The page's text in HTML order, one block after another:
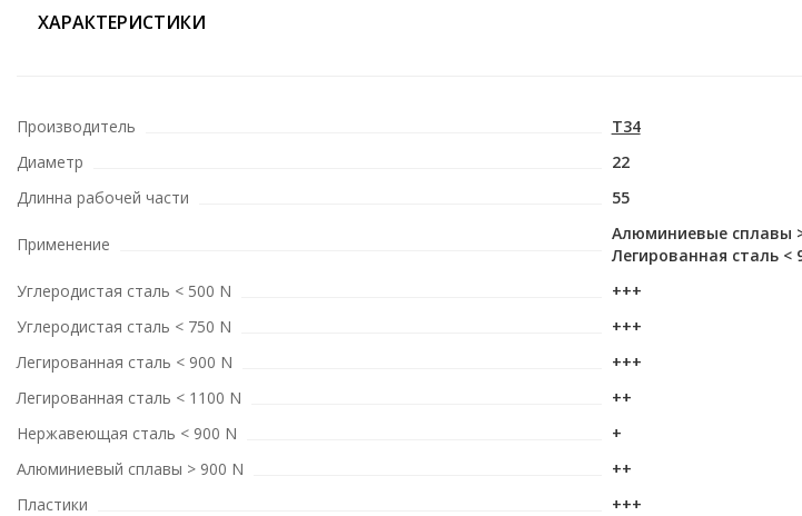
ХАРАКТЕРИСТИКИ
Производитель
T34
Диаметр
22
Длинна рабочей части
55
Применение
Алюминиевые сплавы >
Легированная сталь <
Углеродистая сталь < 500 N
+++
Углеродистая сталь < 750 N
+++
Легированная сталь < 900 N
+++
Легированная сталь < 1100 N
++
Нержавеющая сталь < 900 N
+
Алюминиевый сплавы > 900 N
++
Пластики
+++